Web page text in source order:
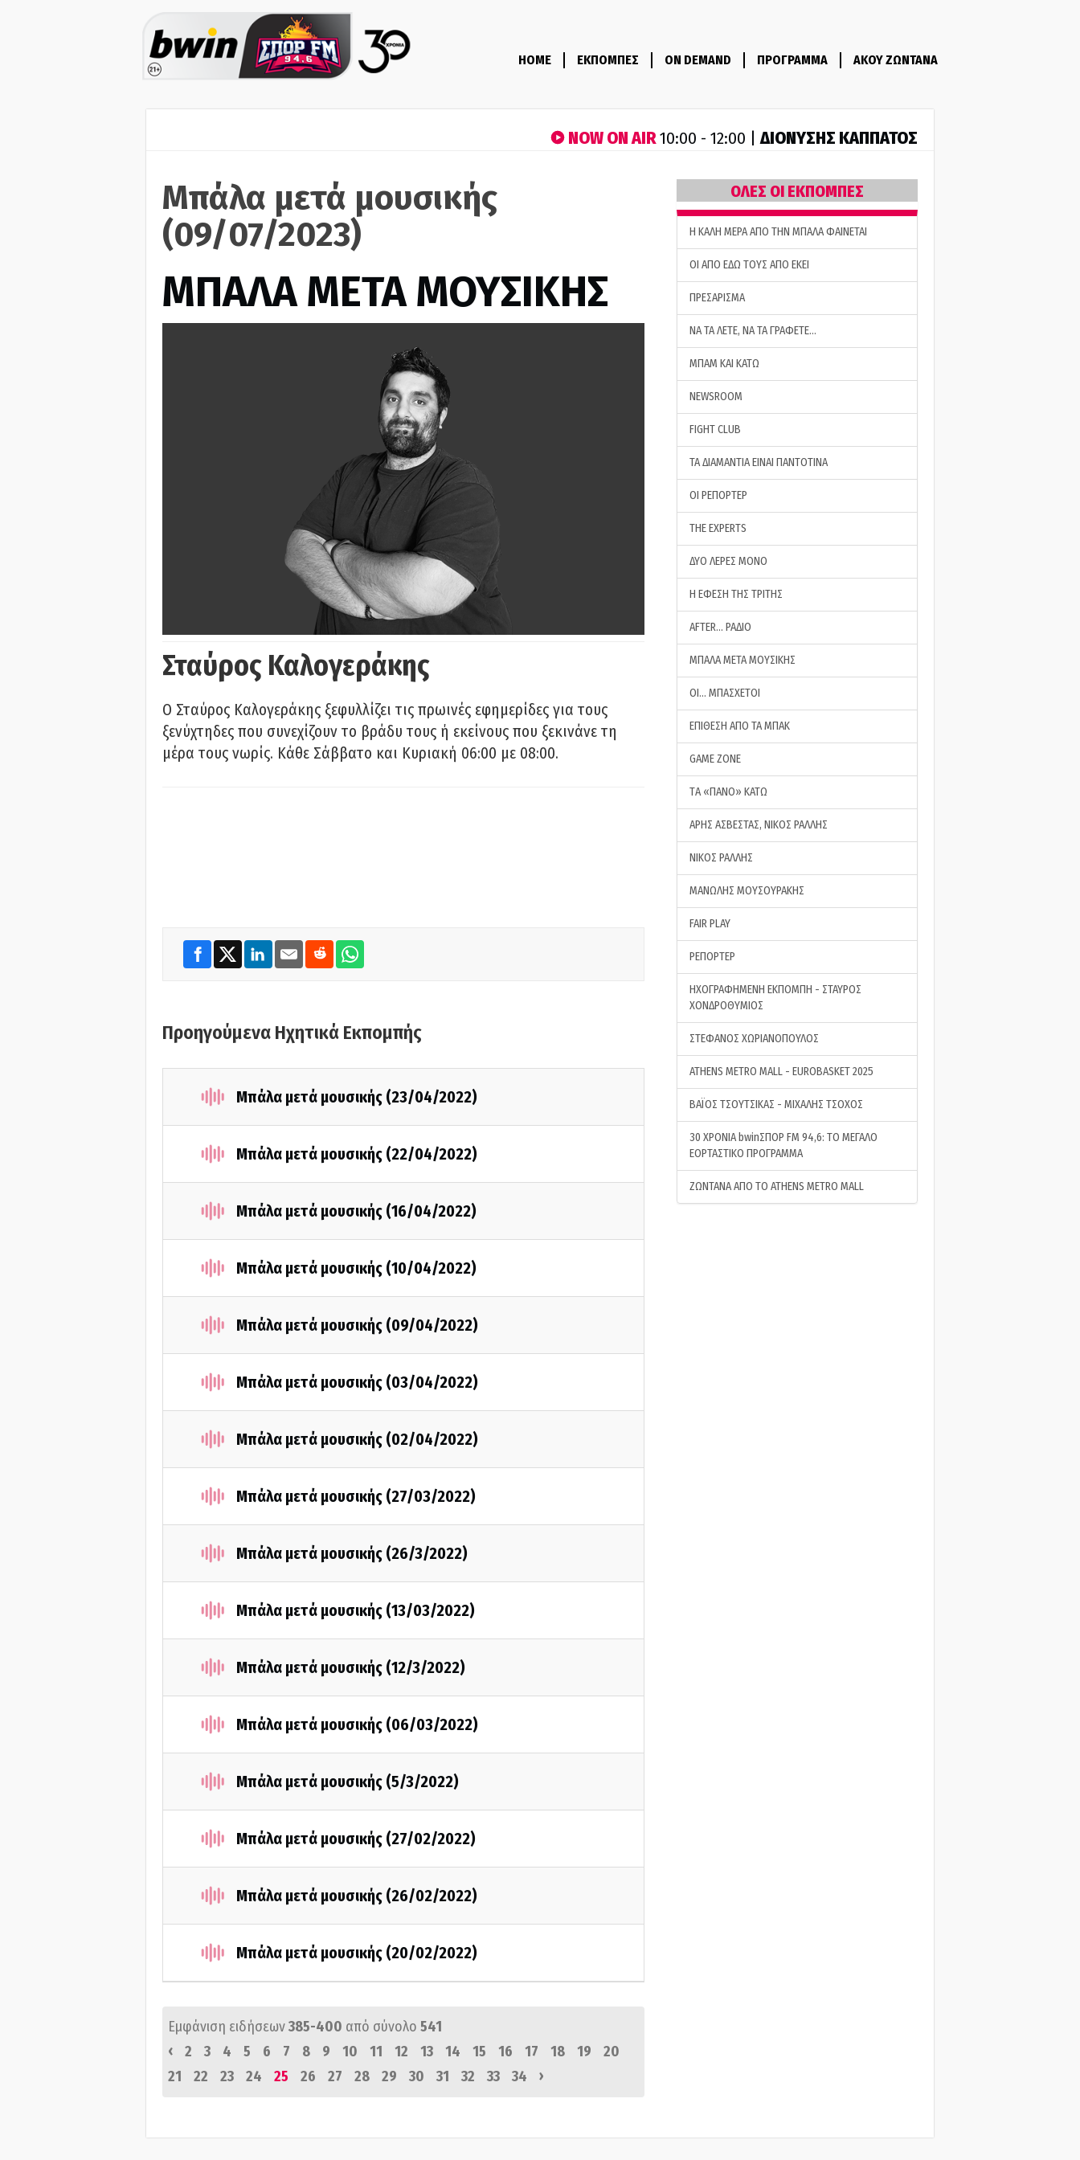
HOME ΕΚΠΟΜΠΕΣ ON DEMAND ΠΡΟΓΡΑΜΜΑ ΑΚΟΥ ΖΩΝΤΑΝΑ
NOW ON AIR10:00 - 12:00 |ΔΙΟΝΥΣΗΣ ΚΑΠΠΑΤΟΣ
Μπάλα μετά μουσικής
(09/07/2023)
ΜΠΑΛΑ ΜΕΤΑ ΜΟΥΣΙΚΗΣ
Σταύρος Καλογεράκης
Ο Σταύρος Καλογεράκης ξεφυλλίζει τις πρωινές εφημερίδες για τους
ξενύχτηδες που συνεχίζουν το βράδυ τους ή εκείνους που ξεκινάνε τη
μέρα τους νωρίς. Κάθε Σάββατο και Κυριακή 06:00 με 08:00.
Προηγούμενα Ηχητικά Εκπομπής
Μπάλα μετά μουσικής (23/04/2022)
Μπάλα μετά μουσικής (22/04/2022)
Μπάλα μετά μουσικής (16/04/2022)
Μπάλα μετά μουσικής (10/04/2022)
Μπάλα μετά μουσικής (09/04/2022)
Μπάλα μετά μουσικής (03/04/2022)
Μπάλα μετά μουσικής (02/04/2022)
Μπάλα μετά μουσικής (27/03/2022)
Μπάλα μετά μουσικής (26/3/2022)
Μπάλα μετά μουσικής (13/03/2022)
Μπάλα μετά μουσικής (12/3/2022)
Μπάλα μετά μουσικής (06/03/2022)
Μπάλα μετά μουσικής (5/3/2022)
Μπάλα μετά μουσικής (27/02/2022)
Μπάλα μετά μουσικής (26/02/2022)
Μπάλα μετά μουσικής (20/02/2022)
Εμφάνιση ειδήσεων385-400 από σύνολο 541
‹
2 3 4 5 6 7 8 9 10 11 12 13 14 15 16 17 18 19
20
21
22 23 24 25 26 27 28 29 30 31 32 33 34 ›
ΟΛΕΣ ΟΙ ΕΚΠΟΜΠΕΣ
H ΚΑΛΗ ΜΕΡΑ ΑΠΟ ΤΗΝ ΜΠΑΛΑ ΦΑΙΝΕΤΑΙ
ΟΙ ΑΠΟ ΕΔΩ ΤΟΥΣ ΑΠΟ ΕΚΕΙ
ΠΡΕΣΑΡΙΣΜΑ
ΝΑ ΤΑ ΛΕΤΕ, ΝΑ ΤΑ ΓΡΑΦΕΤΕ…
ΜΠΑΜ ΚΑΙ ΚΑΤΩ
NEWSROOM
FIGHT CLUB
ΤΑ ΔΙΑΜΑΝΤΙΑ ΕΙΝΑΙ ΠΑΝΤΟΤΙΝΑ
ΟΙ ΡΕΠΟΡΤΕΡ
THE EXPERTS
ΔΥΟ ΛΕΡΕΣ ΜΟΝΟ
Η ΕΦΕΣΗ ΤΗΣ ΤΡΙΤΗΣ
AFTER… ΡΑΔΙΟ
ΜΠΑΛΑ ΜΕΤΑ ΜΟΥΣΙΚΗΣ
ΟΙ… ΜΠΑΣΧΕΤΟΙ
ΕΠΙΘΕΣΗ ΑΠΟ ΤΑ ΜΠΑΚ
GAME ZONE
ΤA «ΠΑΝΟ» ΚΑΤΩ
ΑΡΗΣ ΑΣΒΕΣΤΑΣ, ΝΙΚΟΣ ΡΑΛΛΗΣ
ΝΙΚΟΣ ΡΑΛΛΗΣ
ΜΑΝΩΛΗΣ ΜΟΥΣΟΥΡΑΚΗΣ
FAIR PLAY
ΡΕΠΟΡΤΕΡ
ΗΧΟΓΡΑΦΗΜΕΝΗ ΕΚΠΟΜΠΗ - ΣΤΑΥΡΟΣ
ΧΟΝΔΡΟΘΥΜΙΟΣ
ΣΤΕΦΑΝΟΣ ΧΩΡΙΑΝΟΠΟΥΛΟΣ
ATHENS METRO MALL - EUROBASKET 2025
ΒΑΪΟΣ ΤΣΟΥΤΣΙΚΑΣ - ΜΙΧΑΛΗΣ ΤΣΟΧΟΣ
30 ΧΡΟΝΙΑ bwinΣΠΟΡ FM 94,6: ΤΟ ΜΕΓΑΛΟ
ΕΟΡΤΑΣΤΙΚΟ ΠΡΟΓΡΑΜΜΑ
ΖΩΝΤΑΝΑ ΑΠΟ ΤΟ ATHENS METRO MALL